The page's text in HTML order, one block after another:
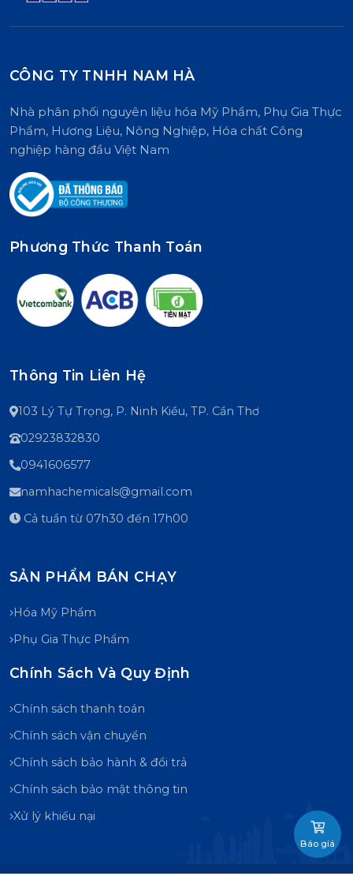
CÔNG TY TNHH NAM HÀ
Nhà phân phối nguyên liệu hóa Mỹ Phẩm, Phụ Gia Thực
Phẩm, Hương Liệu, Nông Nghiệp, Hóa chất Công
nghiệp hàng đầu Việt Nam
Phương Thức Thanh Toán
Thông Tin Liên Hệ
103 Lý Tự Trọng, P. Ninh Kiều, TP. Cần Thơ
02923832830
0941606577
namhachemicals@gmail.com
Cả tuần từ 07h30 đến 17h00
SẢN PHẨM BÁN CHẠY
Hóa Mỹ Phẩm
Phụ Gia Thực Phẩm
Chính Sách Và Quy Định
Chính sách thanh toán
Chính sách vận chuyển
Chính sách bảo hành & đổi trả
Chính sách bảo mật thông tin
Xử lý khiếu nại
Báo giá